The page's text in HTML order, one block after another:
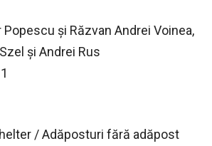
și Răzvan Andrei Voinea,
și Andrei Rus
/ Adăposturi fără adăpost